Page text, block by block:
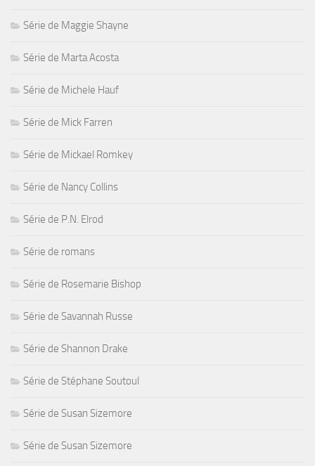
Série de Maggie Shayne
Série de Marta Acosta
Série de Michele Hauf
Série de Mick Farren
Série de Mickael Romkey
Série de Nancy Collins
Série de P.N. Elrod
Série de romans
Série de Rosemarie Bishop
Série de Savannah Russe
Série de Shannon Drake
Série de Stéphane Soutoul
Série de Susan Sizemore
Série de Susan Sizemore